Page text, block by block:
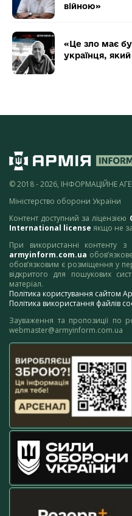
війною»
«Це зло має
українця,
© 2018 - 2026, ІНФОРМАЦІЙНЕ
Міністерство оборони України
Контент доступний за ліцензією
International license якщо не
При використанні контенту
armyinform.com.ua
обов’язковим є розміщення у
відкритого для пошукових
матеріал.
Політика користування сайтом
Політика використання файлів
Зауваження та пропозиції по
webmaster@armyinform.com.ua